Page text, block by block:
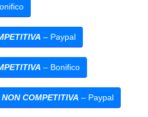
– Paypal
– Bonifico
NON COMPETITIVA – Paypal